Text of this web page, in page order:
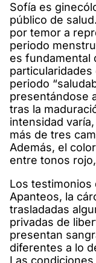
Sofía es
público de
por temor a
periodo
es fundamental
periodo
presentándose
tras la
intensidad
más de tres
Además, el
entre tonos
Los
Apanteos, la
trasladadas
privadas de
presentan
diferentes a lo
Las